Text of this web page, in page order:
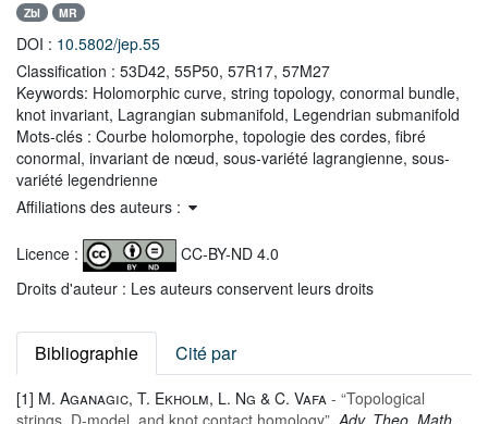
Zbl MR
DOI : 10.5802/jep.55
Classification : 53D42, 55P50, 57R17, 57M27
Keywords: Holomorphic curve, string topology, conormal bundle,
knot invariant, Lagrangian submanifold, Legendrian submanifold
Mots-clés : Courbe holomorphe, topologie des cordes, fibré
conormal, invariant de nœud, sous-variété lagrangienne, sous-
variété legendrienne
Affiliations des auteurs :
Licence :
CC-BY-ND 4.0
Droits d'auteur : Les auteurs conservent leurs droits
Bibliographie Cité par
[1] M. Aganagic, T. Ekholm, L. Ng & C. Vafa - “Topological